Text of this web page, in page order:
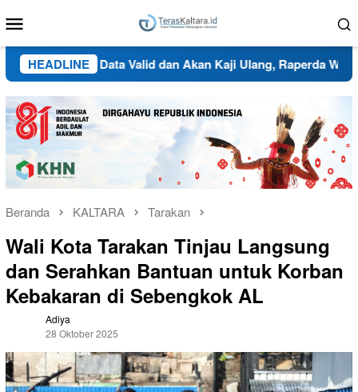
ke
Mobile
HEADLINE
Butuh Data Valid dan Akan Kaji Ulang, Raperda Wilayah
Beranda KALTARA Tarakan
Wali Kota Tarakan Tinjau Langsung
dan Serahkan Bantuan untuk Korban
Kebakaran di Sebengkok AL
Adiya
28 Oktober 2025